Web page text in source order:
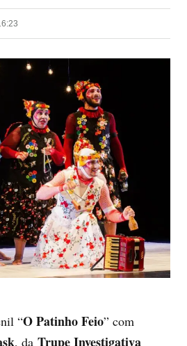
“O Patinho Feio” com
, da Trupe Investigativa